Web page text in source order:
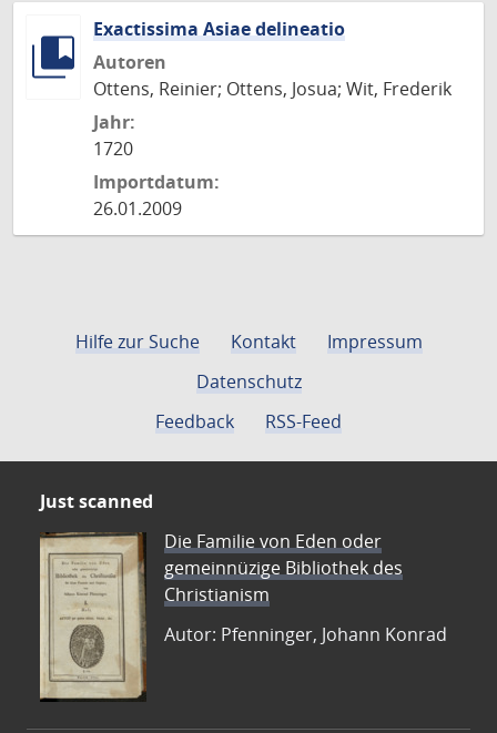
Exactissima Asiae delineatio
Autoren
Ottens, Reinier; Ottens, Josua; Wit, Frederik
Jahr:
1720
Importdatum:
26.01.2009
Hilfe zur Suche Kontakt
Impressum
Datenschutz
Feedback
RSS-Feed
Just scanned
Die Familie von Eden oder
gemeinnüzige Bibliothek des
Christianism
Autor: Pfenninger, Johann Konrad